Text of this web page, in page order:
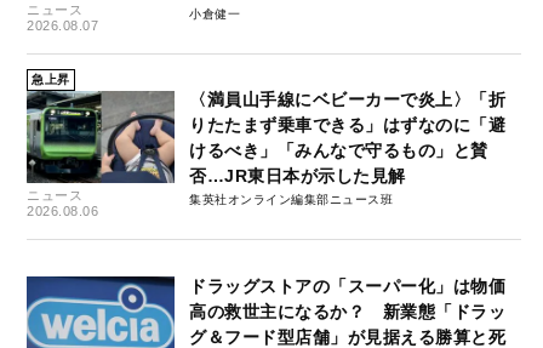
ニュース
2026.08.07
小倉健一
急上昇
ニュース
2026.08.06
〈満員山手線にベビーカーで炎上〉「折
りたたまず乗車できる」はずなのに「避
けるべき」「みんなで守るもの」と賛
否…JR東日本が示した見解
集英社オンライン編集部ニュース班
ドラッグストアの「スーパー化」は物価
高の救世主になるか？ 新業態「ドラッ
グ＆フード型店舗」が見据える勝算と死